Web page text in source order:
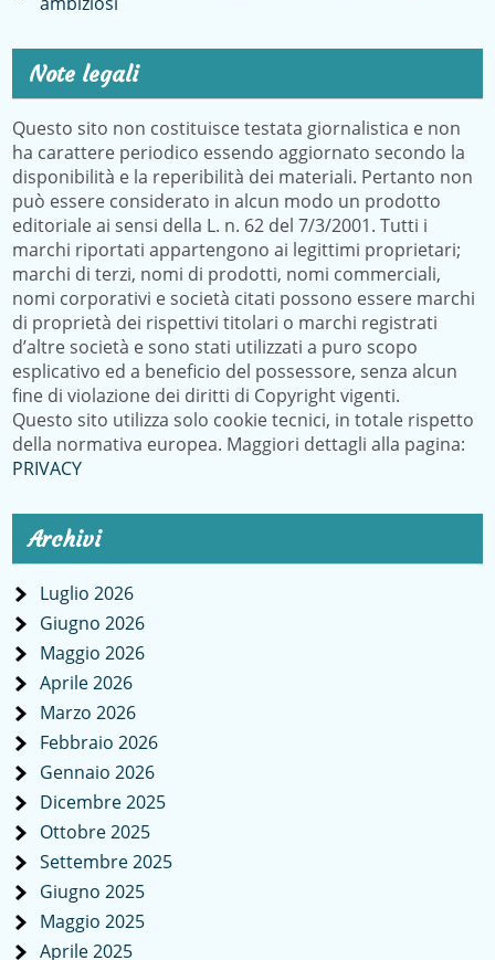
Note legali
Questo sito non costituisce testata giornalistica e non
ha carattere periodico essendo aggiornato secondo la
disponibilità e la reperibilità dei materiali. Pertanto non
può essere considerato in alcun modo un prodotto
editoriale ai sensi della L. n. 62 del 7/3/2001. Tutti i
marchi riportati appartengono ai legittimi proprietari;
marchi di terzi, nomi di prodotti, nomi commerciali,
nomi corporativi e società citati possono essere marchi
di proprietà dei rispettivi titolari o marchi registrati
d’altre società e sono stati utilizzati a puro scopo
esplicativo ed a beneficio del possessore, senza alcun
fine di violazione dei diritti di Copyright vigenti.
Questo sito utilizza solo cookie tecnici, in totale rispetto
della normativa europea. Maggiori dettagli alla pagina:
PRIVACY
Archivi
Luglio 2026
Giugno 2026
Maggio 2026
Aprile 2026
Marzo 2026
Febbraio 2026
Gennaio 2026
Dicembre 2025
Ottobre 2025
Settembre 2025
Giugno 2025
Maggio 2025
Aprile 2025